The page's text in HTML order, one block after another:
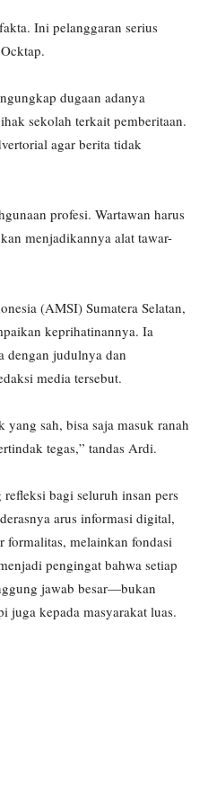
Ini pelanggaran serius
dugaan adanya
sekolah terkait pemberitaan.
agar berita tidak
profesi. Wartawan harus
menjadikannya alat tawar-
(AMSI) Sumatera Selatan,
keprihatinannya. Ia
dengan judulnya dan
media tersebut.
sah, bisa saja masuk ranah
tegas,” tandas Ardi.
bagi seluruh insan pers
arus informasi digital,
formalitas, melainkan fondasi
pengingat bahwa setiap
jawab besar—bukan
juga kepada masyarakat luas.